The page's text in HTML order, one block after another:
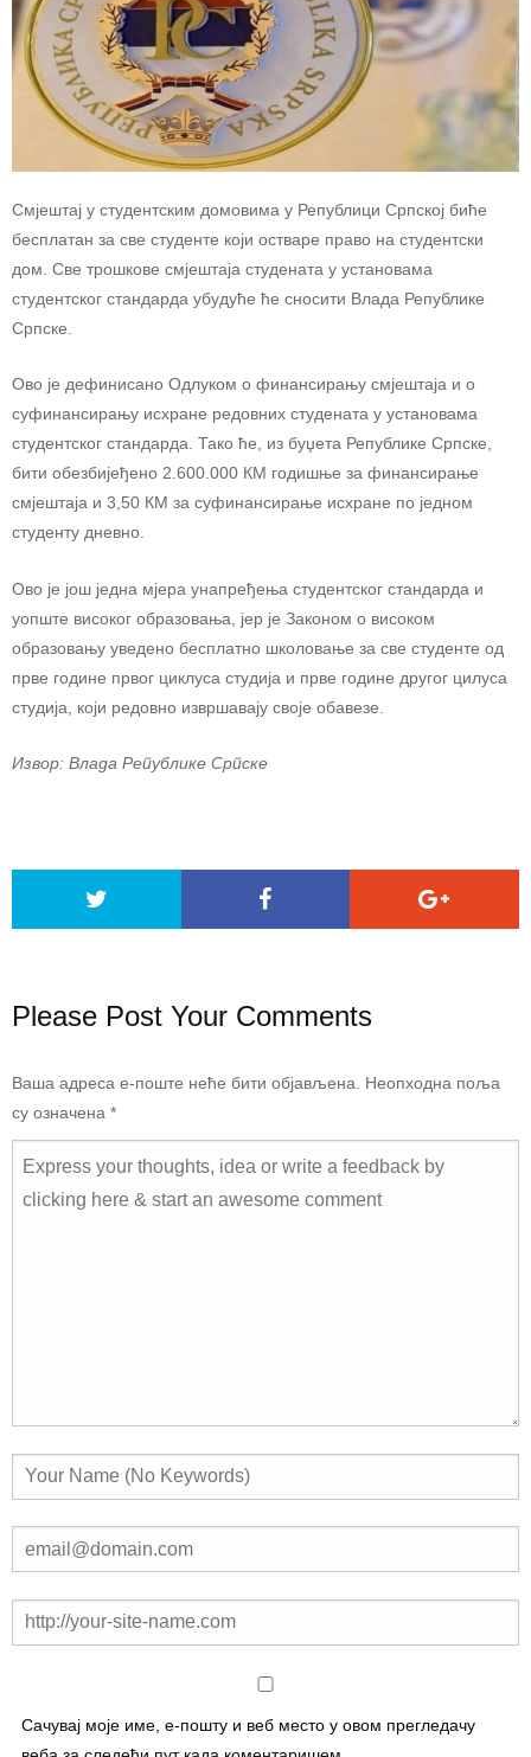
Смјештај у студентским домовима у Републици Српској биће
бесплатан за све студенте који остваре право на студентски
дом. Све трошкове смјештаја студената у установама
студентског стандарда убудуће ће сносити Влада Републике
Српске.
Ово је дефинисано Oдлуком о финансирању смјештаја и о
суфинансирању исхране редовних студената у установама
студентског стандарда. Тако ће, из буџета Републике Српске,
бити обезбијеђено 2.600.000 КМ годишње за финансирање
смјeштаја и 3,50 КМ за суфинансирање исхране по једном
студенту дневно.
Ово је још једна мјера унапређења студентског стандарда и
уопште високог образовања, јер је Законом о високом
образовању увeдено бесплатно школовање за све студенте од
прве године првог циклуса студија и прве године другог цилуса
студија, који редовно извршавају своје обавезе.
Извор: Влада Републике Српске
Please Post Your Comments
Ваша адреса е-поште неће бити објављена. Неопходна поља
су означена *
Сачувај моје име, е-пошту и веб место у овом прегледачу